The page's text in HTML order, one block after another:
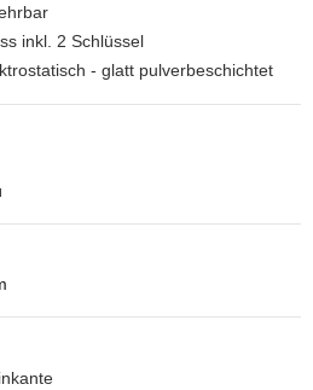
inkl. 2 Schlüssel
- glatt pulverbeschichtet